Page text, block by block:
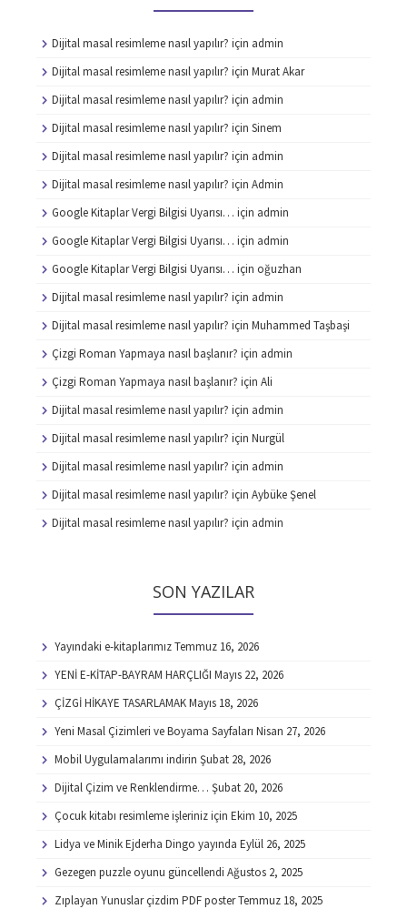
Dijital masal resimleme nasıl yapılır? için admin
Dijital masal resimleme nasıl yapılır? için Murat Akar
Dijital masal resimleme nasıl yapılır? için admin
Dijital masal resimleme nasıl yapılır? için Sinem
Dijital masal resimleme nasıl yapılır? için admin
Dijital masal resimleme nasıl yapılır? için Admin
Google Kitaplar Vergi Bilgisi Uyarısı… için admin
Google Kitaplar Vergi Bilgisi Uyarısı… için admin
Google Kitaplar Vergi Bilgisi Uyarısı… için oğuzhan
Dijital masal resimleme nasıl yapılır? için admin
Dijital masal resimleme nasıl yapılır? için Muhammed Taşbaşi
Çizgi Roman Yapmaya nasıl başlanır? için admin
Çizgi Roman Yapmaya nasıl başlanır? için Ali
Dijital masal resimleme nasıl yapılır? için admin
Dijital masal resimleme nasıl yapılır? için Nurgül
Dijital masal resimleme nasıl yapılır? için admin
Dijital masal resimleme nasıl yapılır? için Aybüke Şenel
Dijital masal resimleme nasıl yapılır? için admin
SON YAZILAR
Yayındaki e-kitaplarımızTemmuz 16, 2026
YENİ E-KİTAP-BAYRAM HARÇLIĞI Mayıs 22, 2026
ÇİZGİ HİKAYE TASARLAMAKMayıs 18, 2026
Yeni Masal Çizimleri ve Boyama Sayfaları Nisan 27, 2026
Mobil Uygulamalarımı indirin Şubat 28, 2026
Dijital Çizim ve Renklendirme… Şubat 20, 2026
Çocuk kitabı resimleme işleriniz için Ekim 10, 2025
Lidya ve Minik Ejderha Dingo yayında Eylül 26, 2025
Gezegen puzzle oyunu güncellendi Ağustos 2, 2025
Zıplayan Yunuslar çizdim PDF posterTemmuz 18, 2025